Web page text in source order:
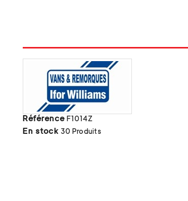
Référence F1014Z
En stock 30 Produits